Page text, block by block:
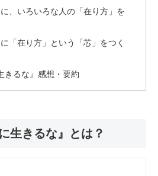
に、いろいろな人の「在り方」を
「在り方」という「芯」をつく
るな』感想・要約
生きるな』とは？